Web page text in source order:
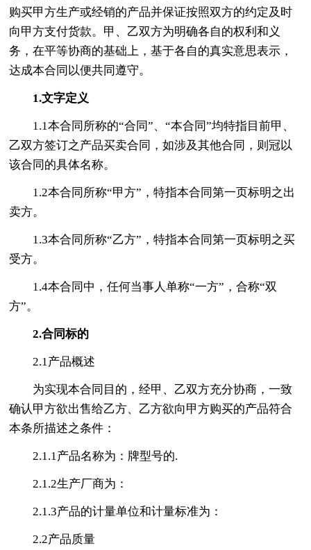
购买甲方生产或经销的产品并保证按照双方的约定及时
向甲方支付货款。甲、乙双方为明确各自的权利和义
务，在平等协商的基础上，基于各自的真实意思表示，
达成本合同以便共同遵守。
1.文字定义
1.1本合同所称的“合同”、“本合同”均特指目前甲、
乙双方签订之产品买卖合同，如涉及其他合同，则冠以
该合同的具体名称。
1.2本合同所称“甲方”，特指本合同第一页标明之出
卖方。
1.3本合同所称“乙方”，特指本合同第一页标明之买
受方。
1.4本合同中，任何当事人单称“一方”，合称“双
方”。
2.合同标的
2.1产品概述
为实现本合同目的，经甲、乙双方充分协商，一致
确认甲方欲出售给乙方、乙方欲向甲方购买的产品符合
本条所描述之条件：
2.1.1产品名称为：牌型号的.
2.1.2生产厂商为：
2.1.3产品的计量单位和计量标准为：
2.2产品质量